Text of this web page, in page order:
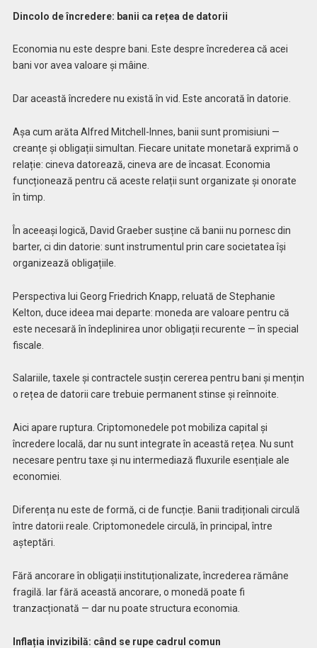
Dincolo de încredere: banii ca rețea de datorii
Economia nu este despre bani. Este despre încrederea că acei
bani vor avea valoare și mâine.
Dar această încredere nu există în vid. Este ancorată în datorie.
Așa cum arăta Alfred Mitchell-Innes, banii sunt promisiuni —
creanțe și obligații simultan. Fiecare unitate monetară exprimă o
relație: cineva datorează, cineva are de încasat. Economia
funcționează pentru că aceste relații sunt organizate și onorate
în timp.
În aceeași logică, David Graeber susține că banii nu pornesc din
barter, ci din datorie: sunt instrumentul prin care societatea își
organizează obligațiile.
Perspectiva lui Georg Friedrich Knapp, reluată de Stephanie
Kelton, duce ideea mai departe: moneda are valoare pentru că
este necesară în îndeplinirea unor obligații recurente — în special
fiscale.
Salariile, taxele și contractele susțin cererea pentru bani și mențin
o rețea de datorii care trebuie permanent stinse și reînnoite.
Aici apare ruptura. Criptomonedele pot mobiliza capital și
încredere locală, dar nu sunt integrate în această rețea. Nu sunt
necesare pentru taxe și nu intermediază fluxurile esențiale ale
economiei.
Diferența nu este de formă, ci de funcție. Banii tradiționali circulă
între datorii reale. Criptomonedele circulă, în principal, între
așteptări.
Fără ancorare în obligații instituționalizate, încrederea rămâne
fragilă. Iar fără această ancorare, o monedă poate fi
tranzacționată — dar nu poate structura economia.
Inflația invizibilă: când se rupe cadrul comun